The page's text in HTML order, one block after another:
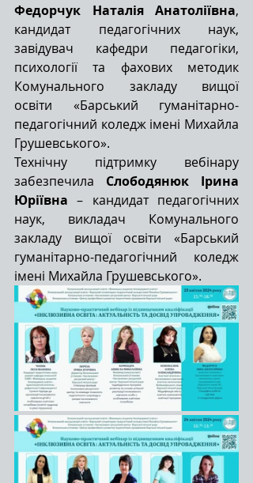
Федорчук Наталія Анатоліївна,
кандидат педагогічних наук,
завідувач кафедри педагогіки,
психології та фахових методик
Комунального закладу вищої
освіти «Барський гуманітарно-
педагогічний коледж імені Михайла
Грушевського».
Технічну підтримку вебінару
забезпечила Слободянюк Ірина
Юріївна – кандидат педагогічних
наук, викладач Комунального
закладу вищої освіти «Барський
гуманітарно-педагогічний коледж
імені Михайла Грушевського».